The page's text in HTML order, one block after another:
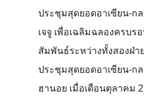
ประชุมสุดยอดอาเซียน-กล
เจจู เพื่อเฉลิมฉลองครบร
สัมพันธ์ระหว่างทั้งสองฝ่า
ประชุมสุดยอดอาเซียน-ก
ฮานอย เมื่อเดือนตุลาคม